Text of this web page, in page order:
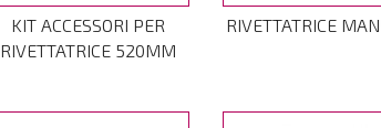
KIT ACCESSORI PER
RIVETTATRICE 520MM
RIVETTATRICE